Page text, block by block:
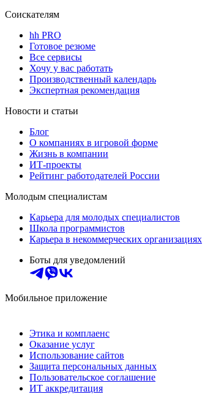
Соискателям
hh PRO
Готовое резюме
Все сервисы
Хочу у вас работать
Производственный календарь
Экспертная рекомендация
Новости и статьи
Блог
О компаниях в игровой форме
Жизнь в компании
ИТ-проекты
Рейтинг работодателей России
Молодым специалистам
Карьера для молодых специалистов
Школа программистов
Карьера в некоммерческих организациях
Боты для уведомлений
Мобильное приложение
Этика и комплаенс
Оказание услуг
Использование сайтов
Защита персональных данных
Пользовательское соглашение
ИТ аккредитация